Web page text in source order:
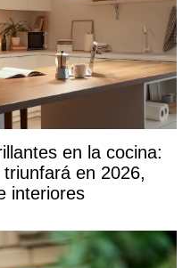
en la cocina:
en 2026,
interiores